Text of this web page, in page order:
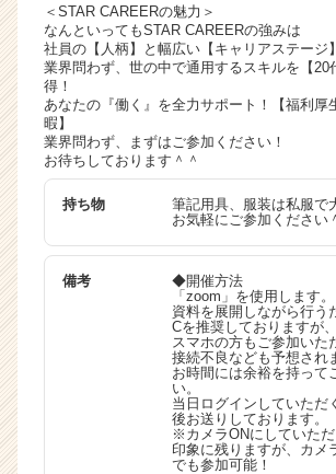
＜STAR CAREERの魅力＞
なんといってもSTAR CAREERの強みは
社員の【人柄】と幅広い【キャリアステージ
業界問わず、世の中で通用するスキルを【20
得！
あなたの『働く』を全力サポート！【福利厚
暇】
業界問わず、まずはご参加ください！
お待ちしております＾＾
持ち物
筆記用具、服装は私服で
お気軽にご参加ください
備考
◆開催方法
「zoom」を使用します。
資料を展開しながら行う
Cを推奨しておりますが、
スマホの方もご参加いた
接続不良なども予想され
お時間には余裕を持って
い。
当日ログインしていただ
後お送りしております。
※カメラONにしていた
印象に残りますが、カメ
でも参加可能！